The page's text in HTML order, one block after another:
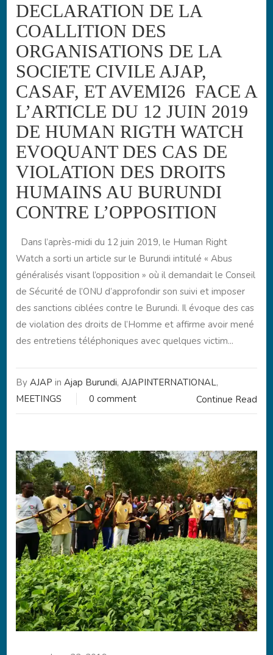
DECLARATION DE LA
COALLITION DES
ORGANISATIONS DE LA
SOCIETE CIVILE AJAP,
CASAF, ET AVEMI26 FACE A
L’ARTICLE DU 12 JUIN 2019
DE HUMAN RIGTH WATCH
EVOQUANT DES CAS DE
VIOLATION DES DROITS
HUMAINS AU BURUNDI
CONTRE L’OPPOSITION
Dans l’après-midi du 12 juin 2019, le Human Right
Watch a sorti un article sur le Burundi intitulé « Abus
généralisés visant l’opposition » où il demandait le Conseil
de Sécurité de l’ONU d’approfondir son suivi et imposer
des sanctions ciblées contre le Burundi. Il évoque des cas
de violation des droits de l’Homme et affirme avoir mené
des entretiens téléphoniques avec quelques victim...
Continue Read
By AJAP in Ajap Burundi,AJAPINTERNATIONAL,
MEETINGS
0 comment